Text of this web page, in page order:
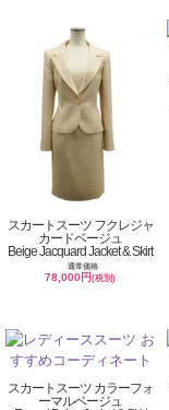
スカートスーツ フクレジャ
カードベージュ
Beige Jacquard Jacket & Skirt
通常価格
78,000円(税別)
スカートスーツ カラーフォ
ーマルベージュ